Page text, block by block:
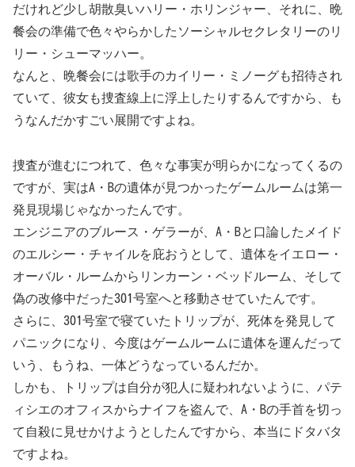
だけれど少し胡散臭いハリー・ホリンジャー、それに、晩
餐会の準備で色々やらかしたソーシャルセクレタリーのリ
リー・シューマッハー。
なんと、晩餐会には歌手のカイリー・ミノーグも招待され
ていて、彼女も捜査線上に浮上したりするんですから、も
うなんだかすごい展開ですよね。
捜査が進むにつれて、色々な事実が明らかになってくるの
ですが、実はA・Bの遺体が見つかったゲームルームは第一
発見現場じゃなかったんです。
エンジニアのブルース・ゲラーが、A・Bと口論したメイド
のエルシー・チャイルを庇おうとして、遺体をイエロー・
オーバル・ルームからリンカーン・ベッドルーム、そして
偽の改修中だった301号室へと移動させていたんです。
さらに、301号室で寝ていたトリップが、死体を発見して
パニックになり、今度はゲームルームに遺体を運んだって
いう、もうね、一体どうなっているんだか。
しかも、トリップは自分が犯人に疑われないように、パテ
ィシエのオフィスからナイフを盗んで、A・Bの手首を切っ
て自殺に見せかけようとしたんですから、本当にドタバタ
ですよね。